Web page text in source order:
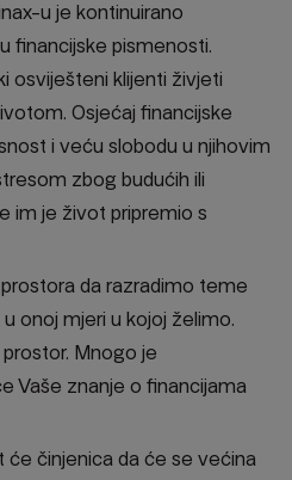
u je kontinuirano
financijske pismenosti.
osviješteni klijenti živjeti
Osjećaj financijske
i veću slobodu u njihovim
zbog budućih ili
im je život pripremio s
da razradimo teme
onoj mjeri u kojoj želimo.
Mnogo je
Vaše znanje o financijama
činjenica da će se većina